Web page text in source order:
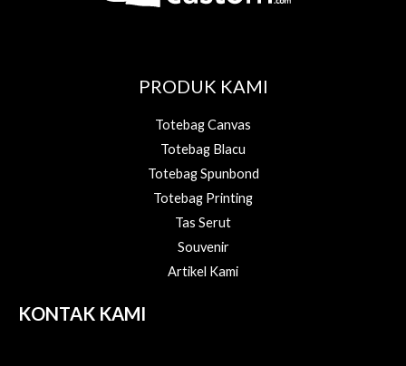
PRODUK KAMI
Totebag Canvas
Totebag Blacu
Totebag Spunbond
Totebag Printing
Tas Serut
Souvenir
Artikel Kami
KONTAK KAMI